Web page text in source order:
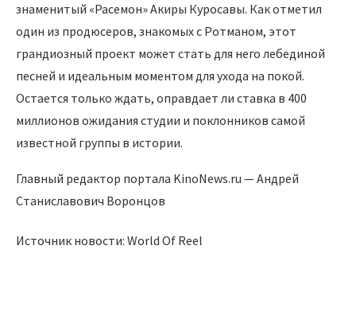
знаменитый «Расемон» Акиры Куросавы. Как отметил
один из продюсеров, знакомых с Ротманом, этот
грандиозный проект может стать для него лебединой
песней и идеальным моментом для ухода на покой.
Остается только ждать, оправдает ли ставка в 400
миллионов ожидания студии и поклонников самой
известной группы в истории.
Главный редактор портала KinoNews.ru — Андрей
Станиславович Воронцов
Источник новости: World Of Reel